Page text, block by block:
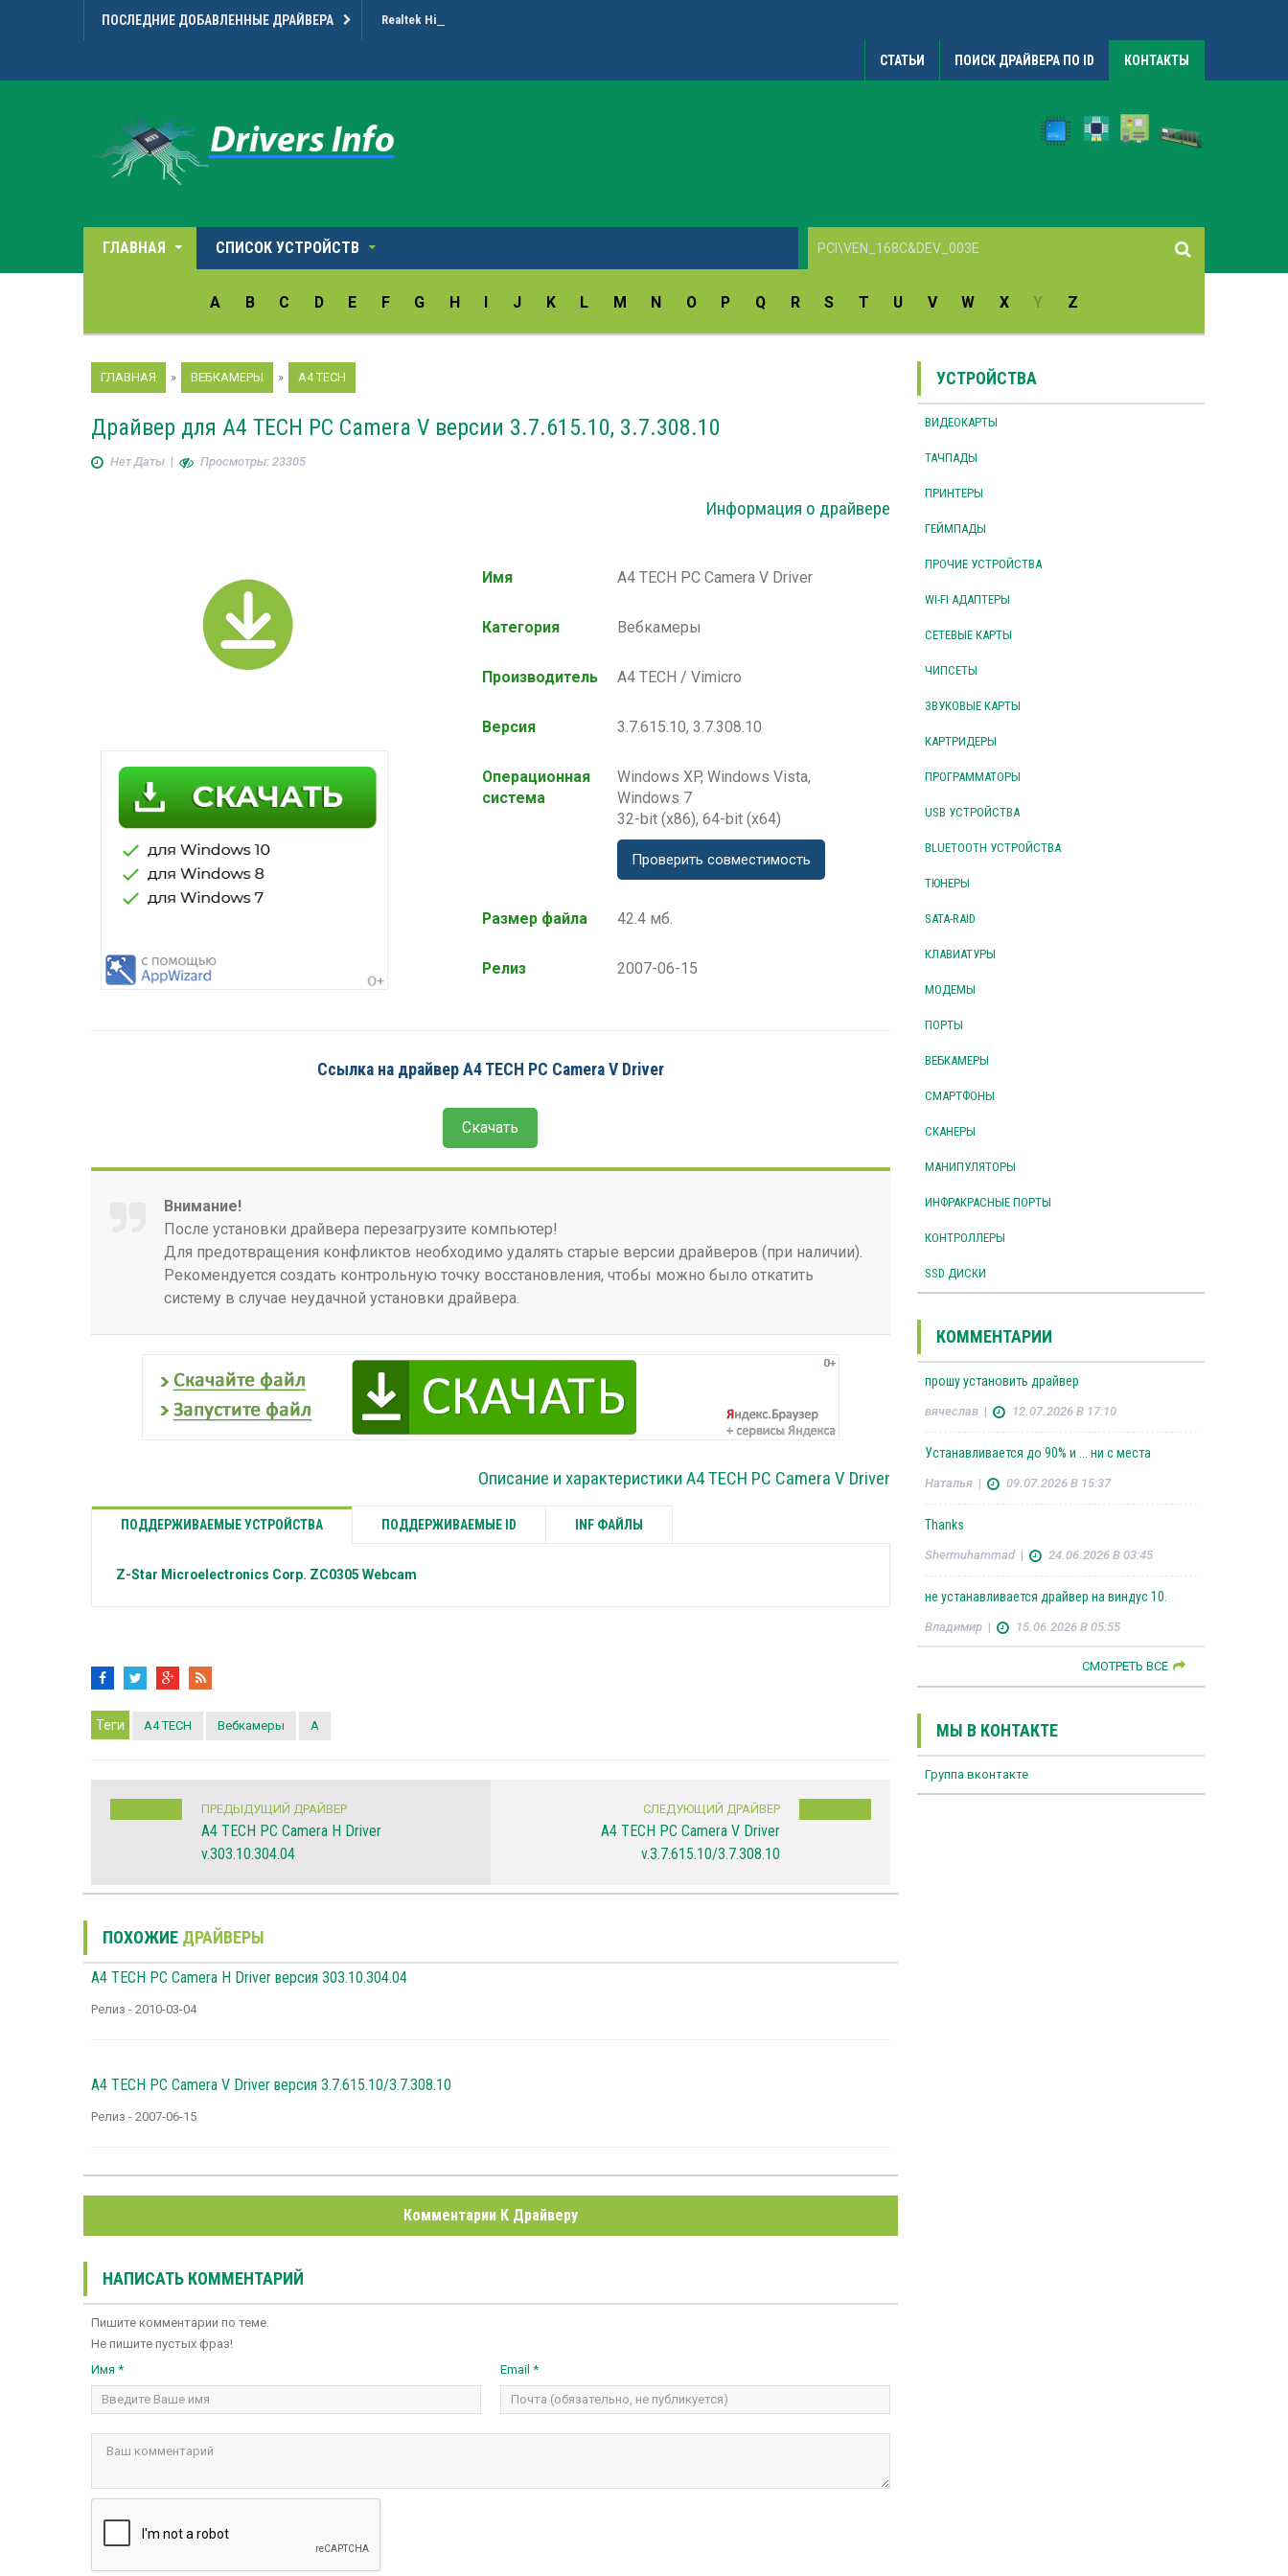
ПОСЛЕДНИЕ ДОБАВЛЕННЫЕ ДРАЙВЕРА Realtek High Definition Audio (UAD) Driver (Asus&Asrock) v.6.0.10012.1
СТАТЬИ ПОИСК ДРАЙВЕРА ПО ID КОНТАКТЫ
ГЛАВНАЯ СПИСОК УСТРОЙСТВ
A B C D E F G H J K L M N O P Q R S T U V W X Y Z
ГЛАВНАЯ » ВЕБКАМЕРЫ » A4 TECH
Драйвер для A4 TECH PC Camera V версии 3.7.615.10, 3.7.308.10
Нет Даты | Просмотры: 23305
Информация о драйвере
Имя A4 TECH PC Camera V Driver
Категория Вебкамеры
Производитель A4 TECH / Vimicro
Версия 3.7.615.10, 3.7.308.10
Операционная
система
Windows XP, Windows Vista,
Windows 7
32-bit (x86), 64-bit (x64)
Проверить совместимость
Размер файла 42.4 мб.
Релиз 2007-06-15
Ссылка на драйвер A4 TECH PC Camera V Driver
Скачать
Внимание!
После установки драйвера перезагрузите компьютер!
Для предотвращения конфликтов необходимо удалять старые версии драйверов (при наличии).
Рекомендуется создать контрольную точку восстановления, чтобы можно было откатить
систему в случае неудачной установки драйвера.
Описание и характеристики A4 TECH PC Camera V Driver
ПОДДЕРЖИВАЕМЫЕ УСТРОЙСТВА ПОДДЕРЖИВАЕМЫЕ ID INF ФАЙЛЫ
Z-Star Microelectronics Corp. ZC0305 Webcam
Теги A4 TECH Вебкамеры A
ПРЕДЫДУЩИЙ ДРАЙВЕР
A4 TECH PC Camera H Driver
v.303.10.304.04
СЛЕДУЮЩИЙ ДРАЙВЕР
A4 TECH PC Camera V Driver
v.3.7.615.10/3.7.308.10
ПОХОЖИЕ ДРАЙВЕРЫ
A4 TECH PC Camera H Driver версия 303.10.304.04
Релиз - 2010-03-04
A4 TECH PC Camera V Driver версия 3.7.615.10/3.7.308.10
Релиз - 2007-06-15
Комментарии К Драйверу
НАПИСАТЬ КОММЕНТАРИЙ
Пишите комментарии по теме.
Не пишите пустых фраз!
Имя *
Email *
УСТРОЙСТВА
ВИДЕОКАРТЫ
ТАЧПАДЫ
ПРИНТЕРЫ
ГЕЙМПАДЫ
ПРОЧИЕ УСТРОЙСТВА
WI-FI АДАПТЕРЫ
СЕТЕВЫЕ КАРТЫ
ЧИПСЕТЫ
ЗВУКОВЫЕ КАРТЫ
КАРТРИДЕРЫ
ПРОГРАММАТОРЫ
USB УСТРОЙСТВА
BLUETOOTH УСТРОЙСТВА
ТЮНЕРЫ
SATA-RAID
КЛАВИАТУРЫ
МОДЕМЫ
ПОРТЫ
ВЕБКАМЕРЫ
СМАРТФОНЫ
СКАНЕРЫ
МАНИПУЛЯТОРЫ
ИНФРАКРАСНЫЕ ПОРТЫ
КОНТРОЛЛЕРЫ
SSD ДИСКИ
КОММЕНТАРИИ
прошу установить драйвер
вячеслав| 12.07.2026 В 17:10
Устанавливается до 90% и ... ни с места
Наталья| 09.07.2026 В 15:37
Thanks
Shermuhammad| 24.06.2026 В 03:45
не устанавливается драйвер на виндус 10.
Владимир| 15.06.2026 В 05:55
СМОТРЕТЬ ВСЕ
МЫ В КОНТАКТЕ
Группа вконтакте